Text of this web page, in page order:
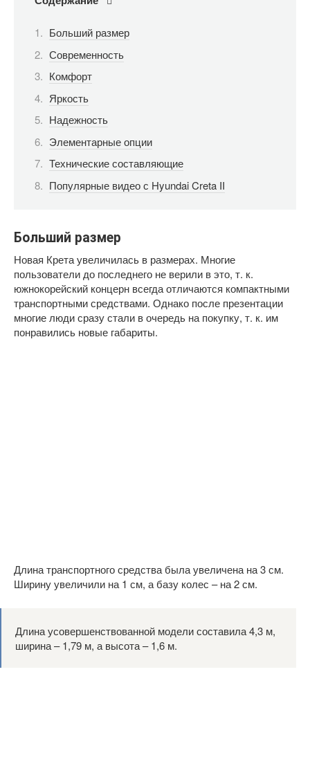
Больший размер
Современность
Комфорт
Яркость
Надежность
Элементарные опции
Технические составляющие
Популярные видео с Hyundai Creta II
Больший размер
Новая Крета увеличилась в размерах. Многие
пользователи до последнего не верили в это, т. к.
южнокорейский концерн всегда отличаются компактными
транспортными средствами. Однако после презентации
многие люди сразу стали в очередь на покупку, т. к. им
понравились новые габариты.
Длина транспортного средства была увеличена на 3 см.
Ширину увеличили на 1 см, а базу колес – на 2 см.
Длина усовершенствованной модели составила 4,3 м,
ширина – 1,79 м, а высота – 1,6 м.